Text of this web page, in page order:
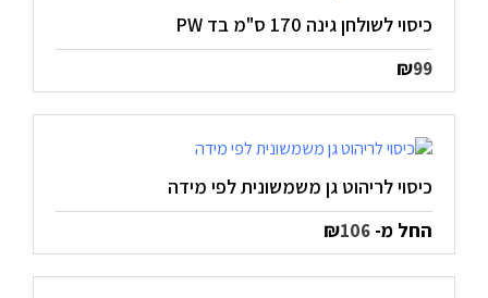
כיסוי לשולחן גינה 170 ס"מ בד PW
₪99
כיסוי לריהוט גן משמשונית לפי מידה
החל מ-
₪106